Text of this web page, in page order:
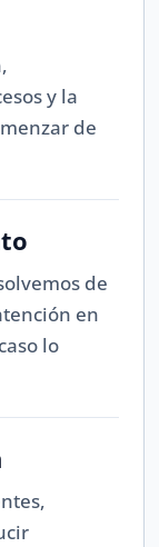
y la
de
de
en
lo